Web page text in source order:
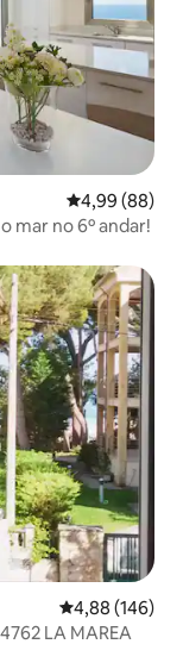
4,99 de uma
4,99 (88)
mar no 6º andar!
4,88 de uma
4,88 (146)
LA MAREA